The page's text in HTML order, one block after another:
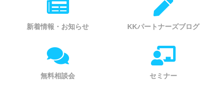
新着情報・お知らせ KKパートナーズブログ
無料相談会 セミナー